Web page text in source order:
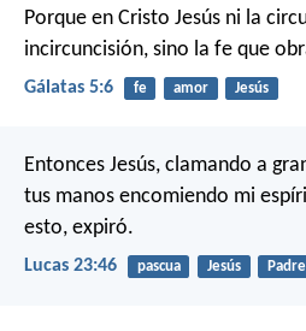
Porque en Cristo Jesús ni la
incircuncisión, sino la fe que
Gálatas 5:6 fe amor Jesús
Entonces Jesús, clamando a
tus manos encomiendo mi
esto, expiró.
Lucas 23:46 pascua Jesús Padre